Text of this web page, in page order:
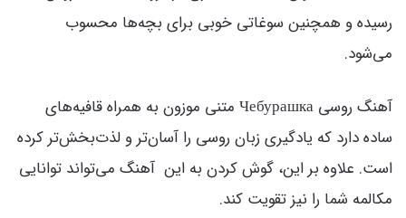
رسیده و همچنین سوغاتی خوبی برای بچه‌ها محسوب
می‌شود.
آهنگ روسی Чебурашка متنی موزون به همراه قافیه‌های
ساده دارد که یادگیری زبان روسی را آسان‌تر و لذت‌بخش‌تر کرده
است. علاوه بر این، گوش کردن به این آهنگ می‌تواند توانایی
مکالمه شما را نیز تقویت کند.